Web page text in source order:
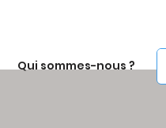
Qui sommes-nous ?